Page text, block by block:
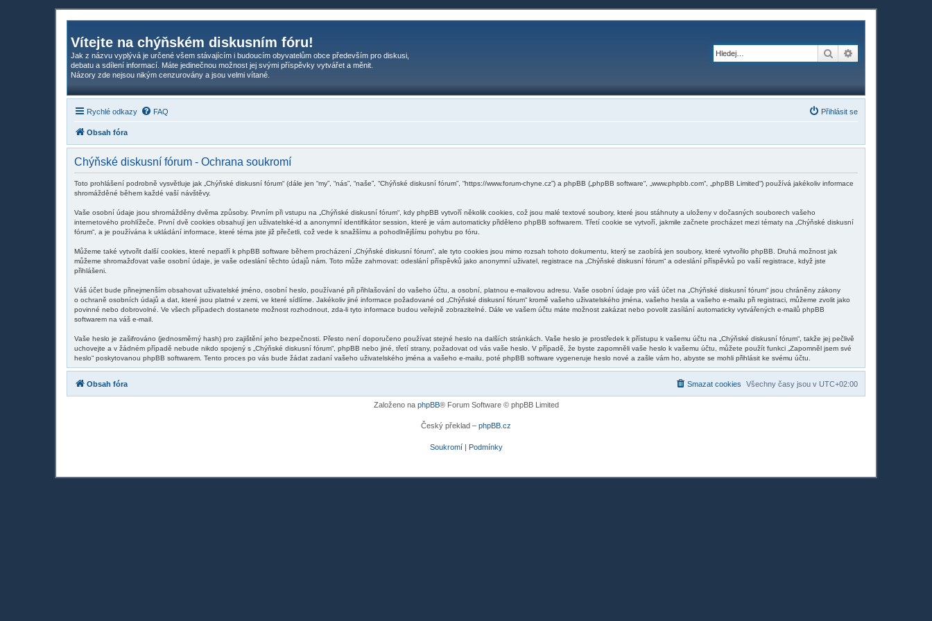
Vítejte na chýňském diskusním fóru!
Jak z názvu vyplývá je určené všem stávajícím i budoucím obyvatelům obce především pro diskusi,
debatu a sdílení informací. Máte jedinečnou možnost jej svými příspěvky vytvářet a měnit.
Názory zde nejsou nikým cenzurovány a jsou velmi vítané.
Hledat
Rychlé odkazy FAQ Přihlásit se
Obsah fóra
Chýňské diskusní fórum - Ochrana soukromí
Toto prohlášení podrobně vysvětluje jak „Chýňské diskusní fórum“ (dále jen “my”, “nás”, “naše”, “Chýňské diskusní fórum”, “https://www.forum-chyne.cz”) a phpBB („phpBB software“, „www.phpbb.com“, „phpBB Limited“) používá jakékoliv informace
shromážděné během každé vaší návštěvy.
Vaše osobní údaje jsou shromážděny dvěma způsoby. Prvním při vstupu na „Chýňské diskusní fórum“, kdy phpBB vytvoří několik cookies, což jsou malé textové soubory, které jsou stáhnuty a uloženy v dočasných souborech vašeho
internetového prohlížeče. První dvě cookies obsahují jen uživatelské-id a anonymní identifikátor session, které je vám automaticky přiděleno phpBB softwarem. Třetí cookie se vytvoří, jakmile začnete procházet mezi tématy na „Chýňské diskusní
fórum“, a je používána k ukládání informace, které téma jste již přečetli, což vede k snažšímu a pohodlnějšímu pohybu po fóru.
Můžeme také vytvořit další cookies, které nepatří k phpBB software během procházení „Chýňské diskusní fórum“, ale tyto cookies jsou mimo rozsah tohoto dokumentu, který se zaobírá jen soubory, které vytvořilo phpBB. Druhá možnost jak
můžeme shromažďovat vaše osobní údaje, je vaše odeslání těchto údajů nám. Toto může zahrnovat: odeslání příspěvků jako anonymní uživatel, registrace na „Chýňské diskusní fórum“ a odeslání příspěvků po vaší registrace, když jste
přihlášeni.
Váš účet bude přinejmenším obsahovat uživatelské jméno, osobní heslo, používané při přihlašování do vašeho účtu, a osobní, platnou e-mailovou adresu. Vaše osobní údaje pro váš účet na „Chýňské diskusní fórum“ jsou chráněny zákony
o ochraně osobních údajů a dat, které jsou platné v zemi, ve které sídlíme. Jakékoliv jiné informace požadované od „Chýňské diskusní fórum“ kromě vašeho uživatelského jména, vašeho hesla a vašeho e-mailu při registraci, můžeme zvolit jako
povinné nebo dobrovolné. Ve všech případech dostanete možnost rozhodnout, zda-li tyto informace budou veřejně zobrazitelné. Dále ve vašem účtu máte možnost zakázat nebo povolit zasílání automaticky vytvářených e-mailů phpBB
softwarem na váš e-mail.
Vaše heslo je zašifrováno (jednosměrný hash) pro zajištění jeho bezpečnosti. Přesto není doporučeno používat stejné heslo na dalších stránkách. Vaše heslo je prostředek k přístupu k vašemu účtu na „Chýňské diskusní fórum“, takže jej pečlivě
uchovejte a v žádném případě nebude nikdo spojený s „Chýňské diskusní fórum“, phpBB nebo jiné, třetí strany, požadovat od vás vaše heslo. V případě, že byste zapomněli vaše heslo k vašemu účtu, můžete použít funkci „Zapomněl jsem své
heslo“ poskytovanou phpBB softwarem. Tento proces po vás bude žádat zadaní vašeho uživatelského jména a vašeho e-mailu, poté phpBB software vygeneruje heslo nové a zašle vám ho, abyste se mohli přihlásit ke svému účtu.
Obsah fóra Všechny časy jsou v UTC+02:00
Smazat cookies
Založeno na phpBB® Forum Software © phpBB Limited
Český překlad – phpBB.cz
Soukromí| Podmínky